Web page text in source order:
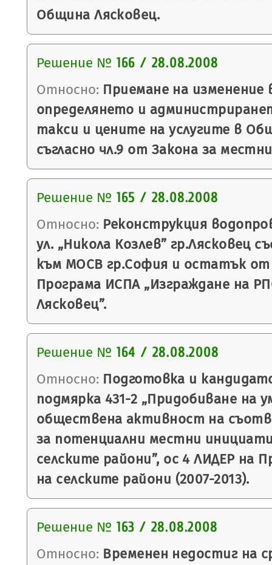
Община Лясковец.
Решение № 166 / 28.08.2008
Относно: Приемане на изменение
определянето и
такси и цените на услугите в
съгласно чл.9 от Закона за
Решение № 165 / 28.08.2008
Относно: Реконструкция
ул. „Никола Козлев” гр.Лясковец
към МОСВ гр.София и остатък от
Програма ИСПА „Изграждане на
Лясковец”.
Решение № 164 / 28.08.2008
Относно: Подготовка и
подмярка 431-2 „Придобиване на
обществена активност на
за потенциални местни
селските райони”, ос 4 ЛИДЕР на
на селските райони (2007-2013).
Решение № 163 / 28.08.2008
Относно: Временен недостиг на